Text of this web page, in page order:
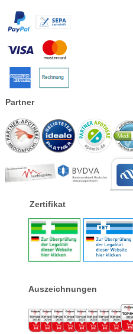
Partner
Zertifikat
Auszeichnungen